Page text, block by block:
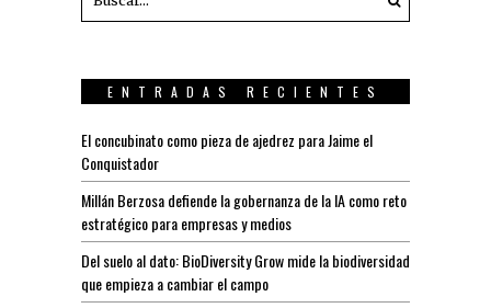
ENTRADAS RECIENTES
El concubinato como pieza de ajedrez para Jaime el
Conquistador
Millán Berzosa defiende la gobernanza de la IA como reto
estratégico para empresas y medios
Del suelo al dato: BioDiversity Grow mide la biodiversidad
que empieza a cambiar el campo